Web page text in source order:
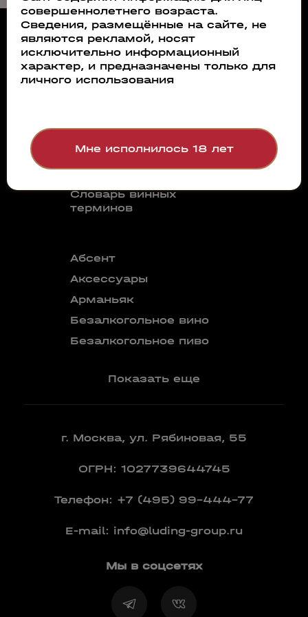
О компании
Производители
Каталог
Новости
партнеров
Словарь винных
терминов
Абсент
Аксессуары
Арманьяк
Безалкогольное вино
Безалкогольное пиво
Показать еще
г. Москва, ул. Рябиновая, 55
ОГРН: 1027739644745
Телефон: +7 (495) 99-444-77
E-mail: info@luding-group.ru
Мы в соцсетях
совершеннолетнего возраста.
Сведения, размещённые на сайте, не
являются рекламой, носят
исключительно информационный
характер, и предназначены только для
личного использования
Мне исполнилось 18 лет